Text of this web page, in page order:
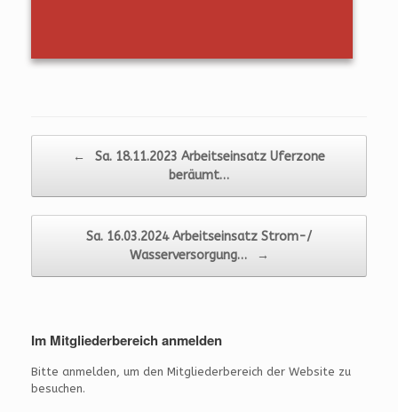
←
Sa. 18.11.2023 Arbeitseinsatz Uferzone
beräumt…
Sa. 16.03.2024 Arbeitseinsatz Strom-/
Wasserversorgung…
→
Im Mitgliederbereich anmelden
Bitte anmelden, um den Mitgliederbereich der Website zu
besuchen.